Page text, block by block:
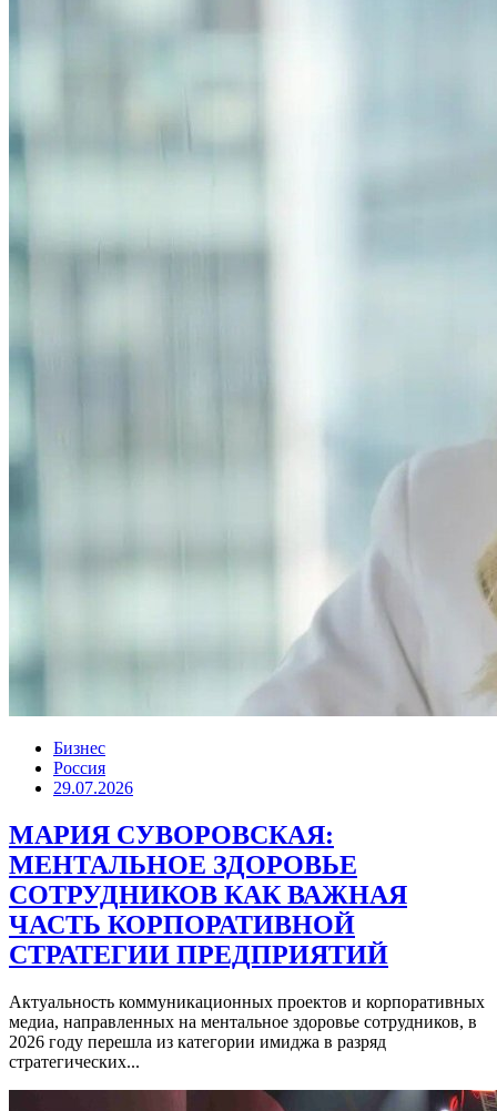
Бизнес
Россия
29.07.2026
МАРИЯ СУВОРОВСКАЯ:
МЕНТАЛЬНОЕ ЗДОРОВЬЕ
СОТРУДНИКОВ КАК ВАЖНАЯ
ЧАСТЬ КОРПОРАТИВНОЙ
СТРАТЕГИИ ПРЕДПРИЯТИЙ
Актуальность коммуникационных проектов и корпоративных
медиа, направленных на ментальное здоровье сотрудников, в
2026 году перешла из категории имиджа в разряд
стратегических...